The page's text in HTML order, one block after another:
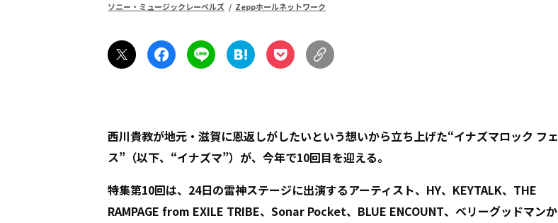
ソニー・ミュージックレーベルズ Zeppホールネットワーク
西川貴教が地元・滋賀に恩返しがしたいという想いから立ち上げた“イナズマロック フェ
ス”（以下、“イナズマ”）が、今年で10回目を迎える。
特集第10回は、24日の雷神ステージに出演するアーティスト、HY、KEYTALK、THE
RAMPAGE from EXILE TRIBE、Sonar Pocket、BLUE ENCOUNT、ベリーグッドマンか